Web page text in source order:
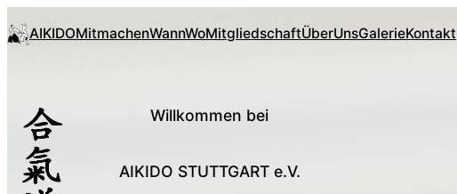
AIKIDOMitmachenWannWoMitgliedschaftÜberUnsGalerieKontakt
Willkommen bei
AIKIDO STUTTGART e.V.